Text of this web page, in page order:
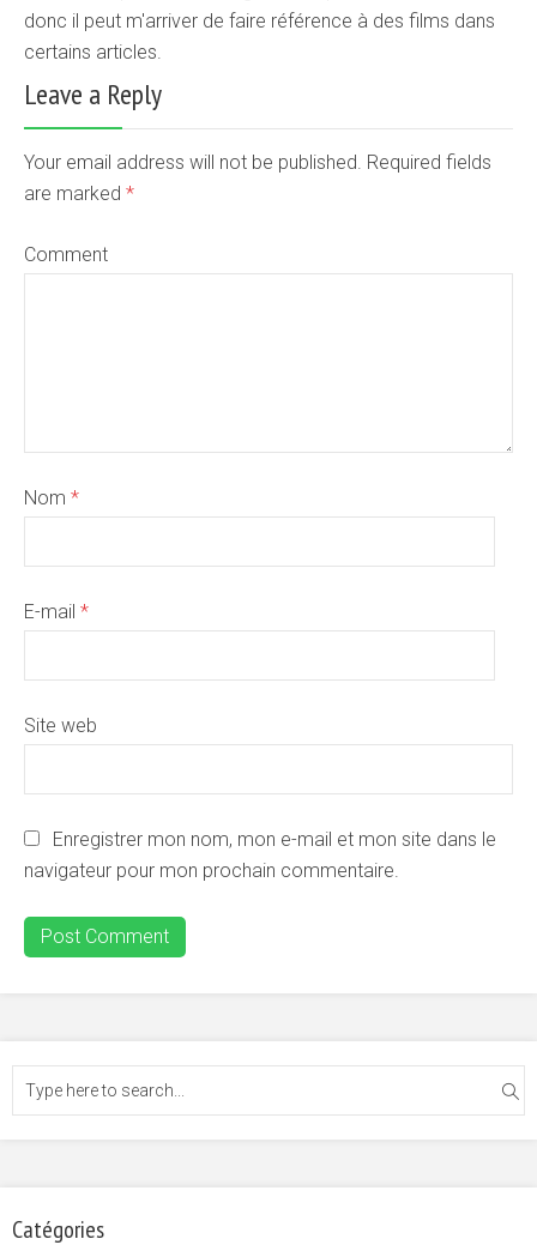
donc il peut m'arriver de faire référence à des films dans
certains articles.
Leave a Reply
Your email address will not be published. Required fields
are marked *
Comment
Nom *
E-mail *
Site web
Enregistrer mon nom, mon e-mail et mon site dans le
navigateur pour mon prochain commentaire.
Catégories